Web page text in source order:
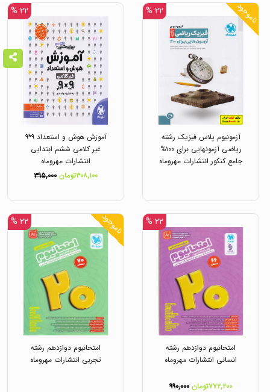
ناموجود ۲۲ %
آزمونیوم پلاس فیزیک رشته
ریاضی آزمونهایی برای ۱۰۰%
جامع کنکور انتشارات مهروماه
۲۲ %
آموزش هوش و استعداد ۹*۹
غیر کلامی ششم ابتدایی
انتشارات مهروماه
۳۰۸,۱۰۰تومان
۳۹۵,۰۰۰
۲۲ %
امتحانیوم دوازدهم رشته
انسانی انتشارات مهروماه
۷۷۲,۲۰۰تومان ۹۹۰,۰۰۰
ناموجود ۲۲ %
امتحانیوم دوازدهم رشته
تجربی انتشارات مهروماه